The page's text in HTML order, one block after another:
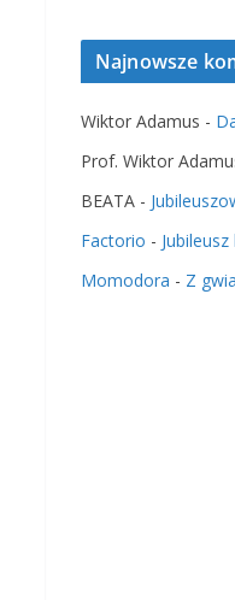
Najnowsze
Wiktor Adamus -
Prof. Wiktor
BEATA -
Factorio -
Momodora - Z